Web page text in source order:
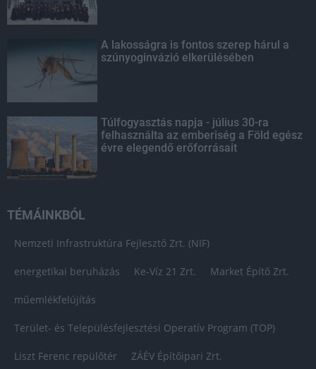
A lakosságra is fontos szerep hárul a
szúnyoginvázió elkerülésében
Túlfogyasztás napja - július 30-ra
felhasználta az emberiség a Föld egész
évre elegendő erőforrásait
TÉMÁINKBÓL
Nemzeti Infrastruktúra Fejlesztő Zrt. (NIF)
energetikai beruházás Ke-Víz 21 Zrt. Market Építő Zrt.
műemlékfelújítás
Terület- és Településfejlesztési Operatív Program (TOP)
Liszt Ferenc repülőtér ZÁÉV Építőipari Zrt.